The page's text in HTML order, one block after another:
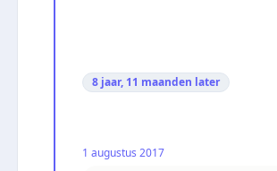
8 jaar, 11 maanden later
1 augustus 2017